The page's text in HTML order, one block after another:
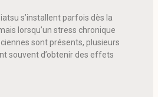
s’installent parfois dès la
lorsqu’un stress chronique
sont présents, plusieurs
souvent d’obtenir des effets